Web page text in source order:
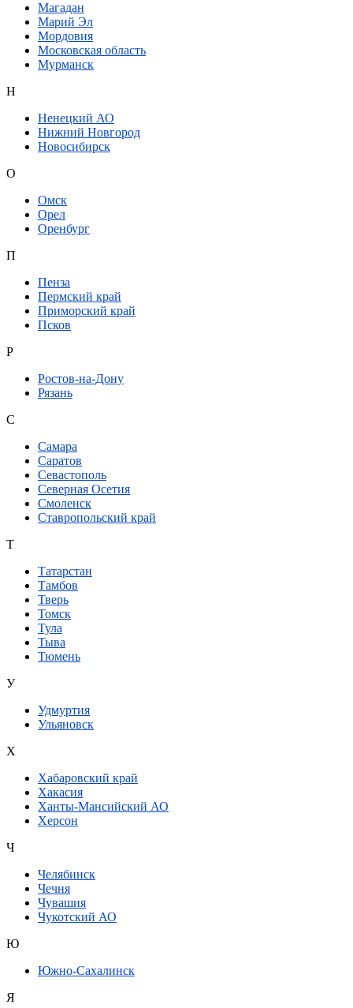
Магадан
Марий Эл
Мордовия
Московская область
Мурманск
Н
Ненецкий АО
Нижний Новгород
Новосибирск
О
Омск
Орел
Оренбург
П
Пенза
Пермский край
Приморский край
Псков
Р
Ростов-на-Дону
Рязань
С
Самара
Саратов
Севастополь
Северная Осетия
Смоленск
Ставропольский край
Т
Татарстан
Тамбов
Тверь
Томск
Тула
Тыва
Тюмень
У
Удмуртия
Ульяновск
Х
Хабаровский край
Хакасия
Ханты-Мансийский АО
Херсон
Ч
Челябинск
Чечня
Чувашия
Чукотский АО
Ю
Южно-Сахалинск
Я